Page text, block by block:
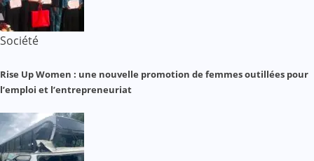
Société
Rise Up Women : une nouvelle promotion de femmes outillées pour
l’emploi et l’entrepreneuriat